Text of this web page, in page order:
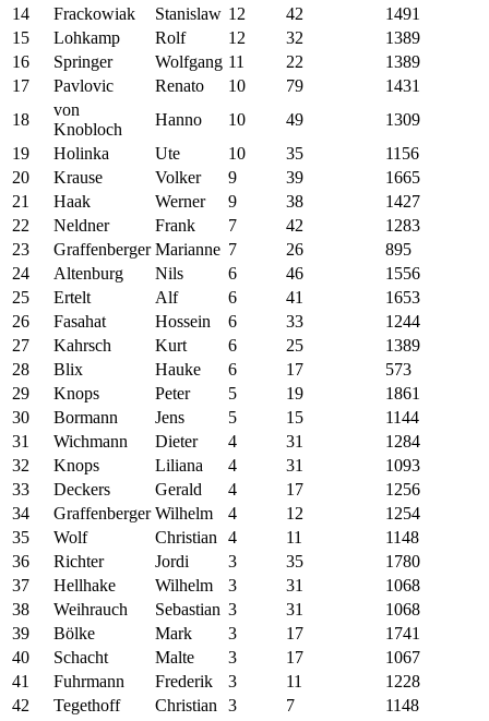
14
Frackowiak Stanislaw 12 42
1491
15
Lohkamp Rolf 12 32
1389
16
Springer Wolfgang 11 22
1389
17
Pavlovic Renato 10 79
1431
18
von
Knobloch
Hanno 10 49
1309
19
Holinka Ute 10 35
1156
20
Krause Volker 9 39
1665
21
Haak Werner 9 38
1427
22
Neldner Frank 7 42
1283
23
Graffenberger Marianne 7 26
895
24
Altenburg Nils 6 46
1556
25
Ertelt Alf 6 41
1653
26
Fasahat Hossein 6 33
1244
27
Kahrsch Kurt 6 25
1389
28
Blix Hauke 6 17
573
29
Knops Peter 5 19
1861
30
Bormann Jens 5 15
1144
31
Wichmann Dieter 4 31
1284
32
Knops Liliana 4 31
1093
33
Deckers Gerald 4 17
1256
34
Graffenberger Wilhelm 4 12
1254
35
Wolf Christian 4 11
1148
36
Richter Jordi 3 35
1780
37
Hellhake Wilhelm 3 31
1068
38
Weihrauch Sebastian 3 31
1068
39
Bölke Mark 3 17
1741
40
Schacht Malte 3 17
1067
41
Fuhrmann Frederik 3 11
1228
42
Tegethoff Christian 3 7
1148